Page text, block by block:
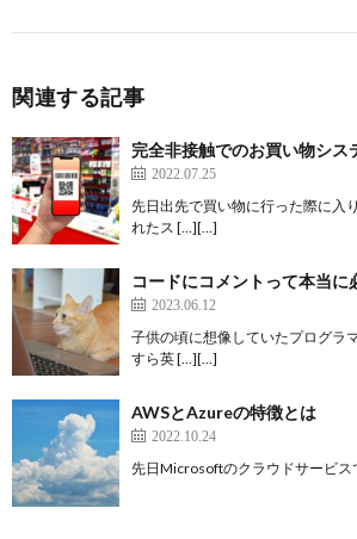
関連する記事
完全非接触でのお買い物シス
2022.07.25
先日出先で買い物に行った際に入
れたス […][…]
コードにコメントって本当に
2023.06.12
子供の頃に想像していたプログラ
すら英 […][…]
AWSとAzureの特徴とは
2022.10.24
先日Microsoftのクラウドサービ